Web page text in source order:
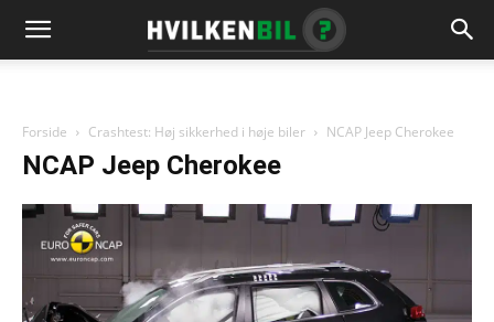
Forside Crashtest: Høj sikkerhed i høje biler NCAP Jeep Cherokee
NCAP Jeep Cherokee